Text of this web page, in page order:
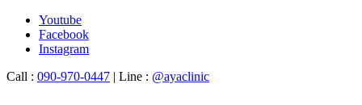
Youtube
Facebook
Instagram
Call : 090-970-0447 | Line : @ayaclinic